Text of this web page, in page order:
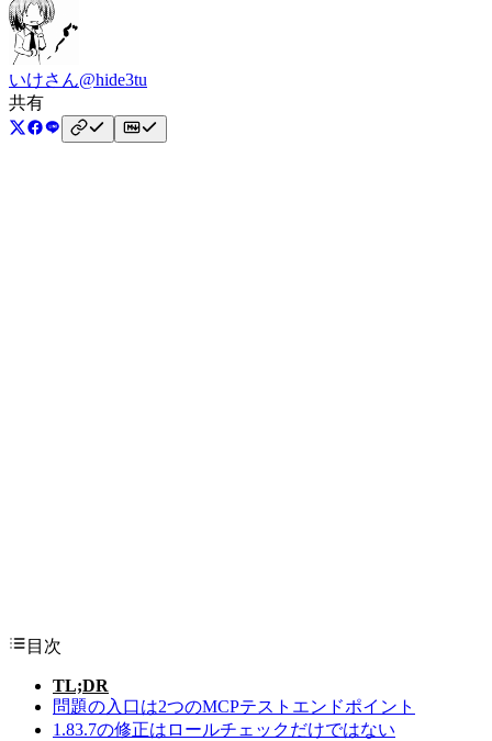
いけさん@hide3tu
共有
目次
TL;DR
問題の入口は2つのMCPテストエンドポイント
1.83.7の修正はロールチェックだけではない